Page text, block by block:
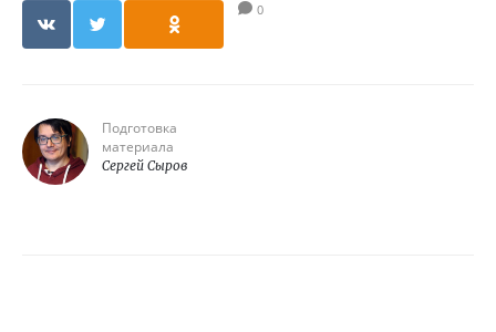
0
Подготовка
материала
Сергей Сыров